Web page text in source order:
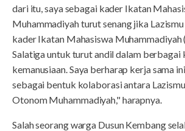
dari itu, saya sebagai kader Ikatan
Muhammadiyah turut senang jika
kader Ikatan Mahasiswa
Salatiga untuk turut andil dalam berbagai
kemanusiaan. Saya berharap kerja sama
sebagai bentuk kolaborasi antara
Otonom Muhammadiyah," harapnya.
Salah seorang warga Dusun Kembang